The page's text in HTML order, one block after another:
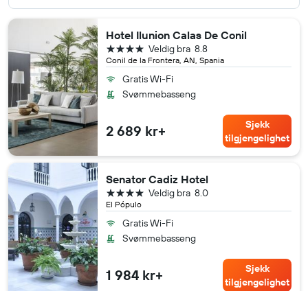
Hotel Ilunion Calas De Conil
Conil de la Frontera, AN, Spania
8.8
Veldig bra
4 stjerner
Gratis Wi-Fi
Svømmebasseng
2 689 kr+
Sjekk
tilgjengelighet
Senator Cadiz Hotel
El Pópulo
8.0
Veldig bra
4 stjerner
Gratis Wi-Fi
Svømmebasseng
1 984 kr+
Sjekk
tilgjengelighet